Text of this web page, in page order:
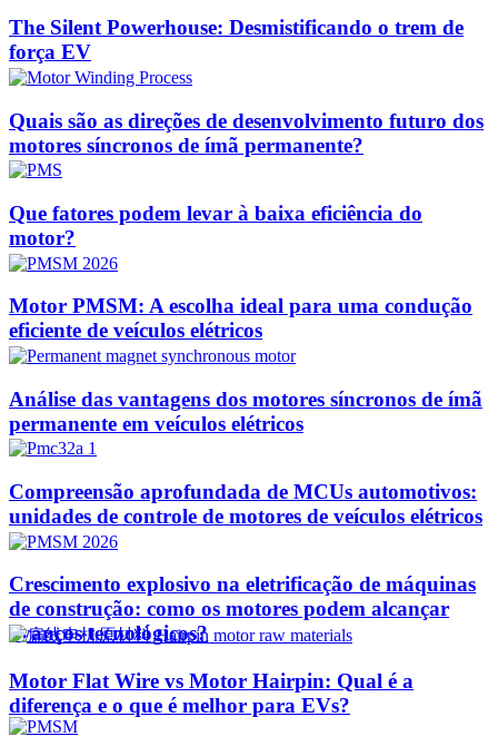
The Silent Powerhouse: Desmistificando o trem de
força EV
Quais são as direções de desenvolvimento futuro dos
motores síncronos de ímã permanente?
Que fatores podem levar à baixa eficiência do
motor?
Motor PMSM: A escolha ideal para uma condução
eficiente de veículos elétricos
Análise das vantagens dos motores síncronos de ímã
permanente em veículos elétricos
Compreensão aprofundada de MCUs automotivos:
unidades de controle de motores de veículos elétricos
Crescimento explosivo na eletrificação de máquinas
de construção: como os motores podem alcançar
avanços tecnológicos?​
Motor Flat Wire vs Motor Hairpin: Qual é a
diferença e o que é melhor para EVs?